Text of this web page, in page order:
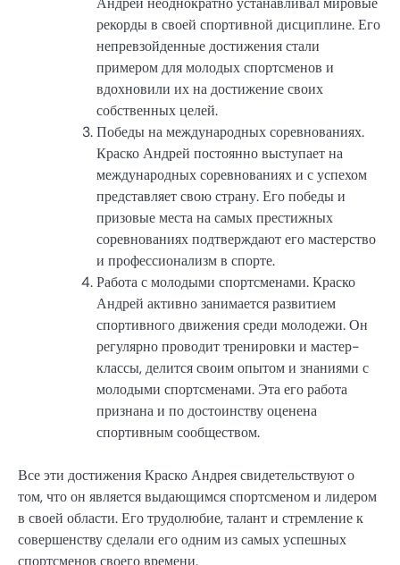
рекорды в своей спортивной дисциплине. Его
непревзойденные достижения стали
примером для молодых спортсменов и
вдохновили их на достижение своих
собственных целей.
Победы на международных соревнованиях.
Краско Андрей постоянно выступает на
международных соревнованиях и с успехом
представляет свою страну. Его победы и
призовые места на самых престижных
соревнованиях подтверждают его мастерство
и профессионализм в спорте.
Работа с молодыми спортсменами. Краско
Андрей активно занимается развитием
спортивного движения среди молодежи. Он
регулярно проводит тренировки и мастер-
классы, делится своим опытом и знаниями с
молодыми спортсменами. Эта его работа
признана и по достоинству оценена
спортивным сообществом.
Все эти достижения Краско Андрея свидетельствуют о
том, что он является выдающимся спортсменом и лидером
в своей области. Его трудолюбие, талант и стремление к
совершенству сделали его одним из самых успешных
спортсменов своего времени.